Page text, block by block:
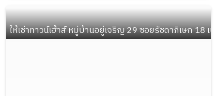
ให้เช่าทาวน์เฮ้าส์ หมู่บ้านอยู่เจริญ 29 ซอยรัชดาภิเษก 18